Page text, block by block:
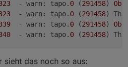
  - warn: tapo.
0 (291458)
  - warn: tapo.
0 (291458)
  - warn: tapo.
0 (291458)
  - warn: tapo.
0 (291458)
sieht das noch so aus: